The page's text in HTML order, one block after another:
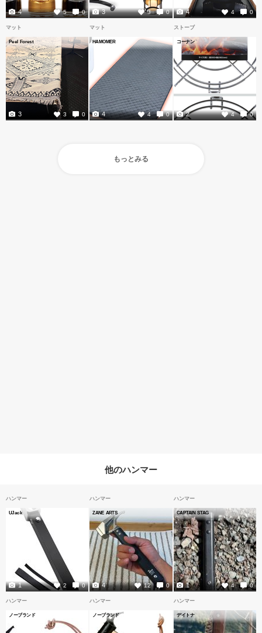
5 0
4 3 0
3 4 0
4
マット
Peel Forest
3 0
3
マット
HAMOMER
4 0
4
ストーブ
コーナン
4 0
2
もっとみる
他のハンマー
ハンマー
UJack
2 0
1
ハンマー
ZANE ARTS
12 0
4
ハンマー
CAPTAIN STAG
4 0
1
ハンマー
ノーブランド
ハンマー
ノーブランド
ハンマー
デイトナ